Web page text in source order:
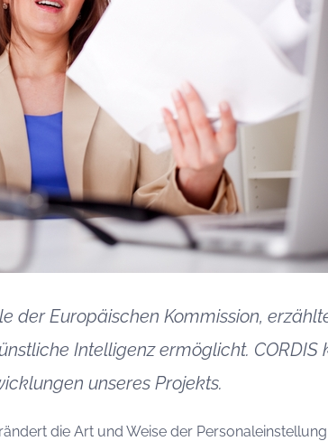
der Europäischen Kommission,
Intelligenz ermöglicht.
unseres Projekts.
die Art und Weise der